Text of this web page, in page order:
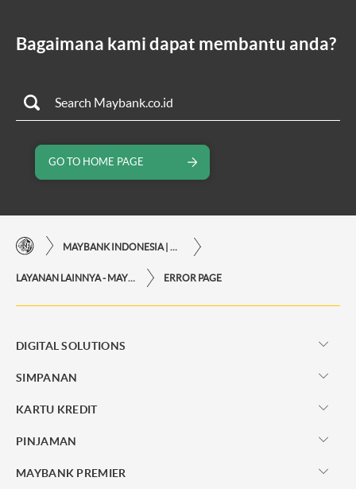
Bagaimana kami dapat membantu anda?
GO TO HOME PAGE
ERROR PAGE
DIGITAL SOLUTIONS
SIMPANAN
KARTU KREDIT
PINJAMAN
MAYBANK PREMIER